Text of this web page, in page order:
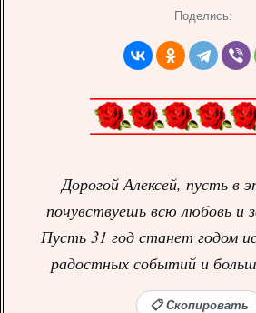
Поделись:
Дорогой Алексей, пусть в
почувствуешь всю любовь и
Пусть 31 год станет годом
радостных событий и
📋 Скопировать